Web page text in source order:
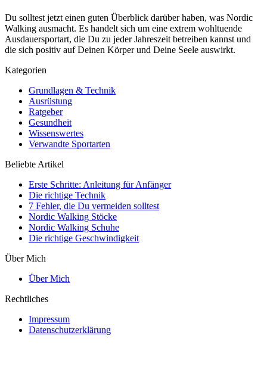
Du solltest jetzt einen guten Überblick darüber haben, was Nordic
Walking ausmacht. Es handelt sich um eine extrem wohltuende
Ausdauersportart, die Du zu jeder Jahreszeit betreiben kannst und
die sich positiv auf Deinen Körper und Deine Seele auswirkt.
Kategorien
Grundlagen & Technik
Ausrüstung
Ratgeber
Gesundheit
Wissenswertes
Verwandte Sportarten
Beliebte Artikel
Erste Schritte: Anleitung für Anfänger
Die richtige Technik
7 Fehler, die Du vermeiden solltest
Nordic Walking Stöcke
Nordic Walking Schuhe
Die richtige Geschwindigkeit
Über Mich
Über Mich
Rechtliches
Impressum
Datenschutzerklärung